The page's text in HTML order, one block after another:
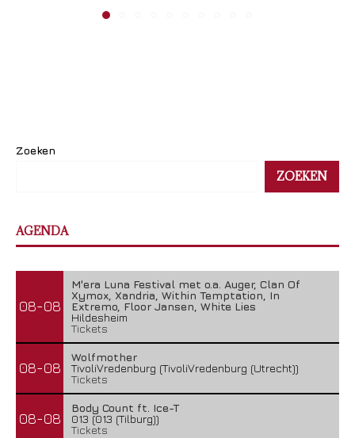
Zoeken
ZOEKEN
AGENDA
08-08
M'era Luna Festival met o.a. Auger, Clan Of
Xymox, Xandria, Within Temptation, In
Extremo, Floor Jansen, White Lies
Hildesheim
Tickets
08-08
Wolfmother
TivoliVredenburg (TivoliVredenburg (Utrecht))
Tickets
08-08
Body Count ft. Ice-T
013 (013 (Tilburg))
Tickets